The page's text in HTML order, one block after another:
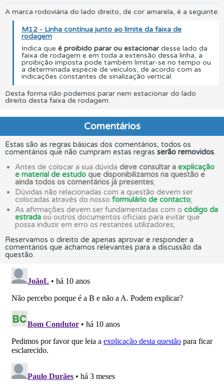
A marca rodoviária do lado direito, de cor amarela, é a seguinte:
M12 - Linha contínua junto ao limite da faixa de
rodagem
Indica que é proibido parar ou estacionardesse lado da
faixa de rodagem e em toda a extensão dessa linha, a
proibição imposta pode também limitar-se no tempo ou
a determinada espécie de veículos, de acordo com as
indicações constantes de sinalização vertical.
Desta forma não podemos parar nem estacionar do lado
direito desta faixa de rodagem.
Comentários
Estas são as regras básicas dos comentários, todos os
comentários que não cumpram estas regras serão removidos.
Antes de colocar a sua dúvida deve consultar a explicação
e material de estudo que disponibilizamos na questão e
ainda todos os comentários já presentes;
Dúvidas não relacionadas com a questão devem ser
colocadas através do nosso formulário de contacto;
As afirmações devem ser fundamentadas com o código da
estrada ou outros documentos oficiais para evitar que
possa induzir em erro os restantes utilizadores;
Reservamos o direito de apenas aprovar e responder a
comentários que achamos relevantes para a discussão da
questão.